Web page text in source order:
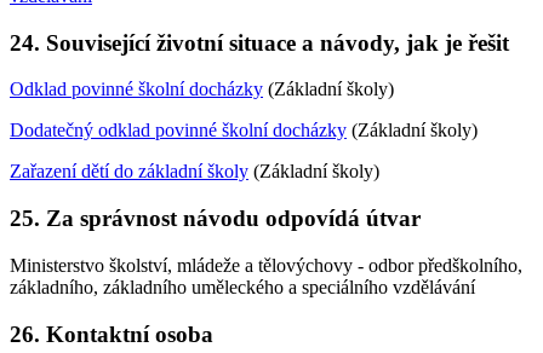
24. Související životní situace a návody, jak je řešit
Odklad povinné školní docházky (Základní školy)
Dodatečný odklad povinné školní docházky (Základní školy)
Zařazení dětí do základní školy (Základní školy)
25. Za správnost návodu odpovídá útvar
Ministerstvo školství, mládeže a tělovýchovy - odbor předškolního,
základního, základního uměleckého a speciálního vzdělávání
26. Kontaktní osoba